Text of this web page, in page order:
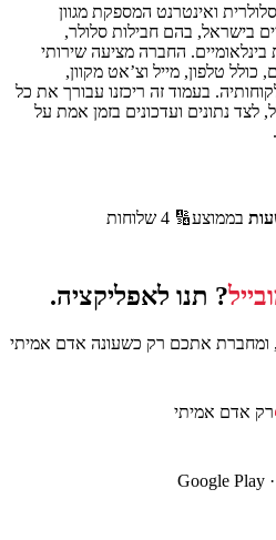
ואינטרנט המספקת מגוון
בישראל, בהם חבילות סלולר,
בינלאומיים. החברה מציעה שירותי
כולל טלפון, מייל וצ’אט מקוון,
בעמוד זה ריכזנו עבורך את כל
הקשר עם 019 מובייל, לצד נתונים ועדכונים בזמן אמת על
בממוצע🔢
4 שלוחות
? תנו לאפליקציה.
ומחברת אתכם רק כשעונה אדם אמיתי
רק אדם אמיתי
·
Google Play